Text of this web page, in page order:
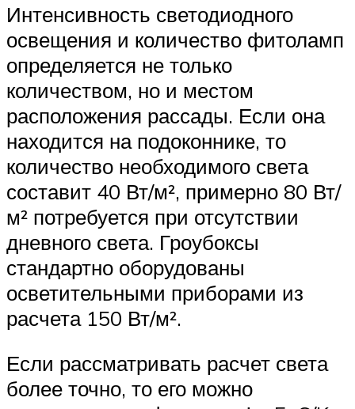
Интенсивность светодиодного
освещения и количество фитоламп
определяется не только
количеством, но и местом
расположения рассады. Если она
находится на подоконнике, то
количество необходимого света
составит 40 Вт/м², примерно 80 Вт/
м² потребуется при отсутствии
дневного света. Гроубоксы
стандартно оборудованы
осветительными приборами из
расчета 150 Вт/м².
Если рассматривать расчет света
более точно, то его можно